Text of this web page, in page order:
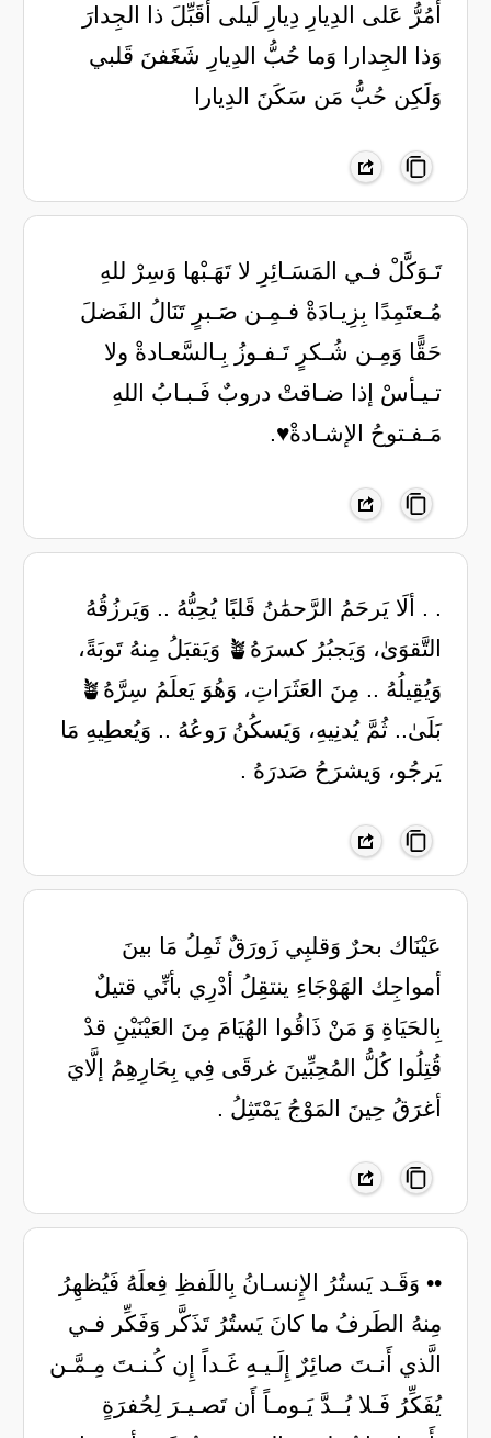
أَمُرُّ عَلى الدِيارِ دِيارِ لَيلى أُقَبِّلَ ذا الجِدارَ
وَذا الجِدارا وَما حُبُّ الدِيارِ شَغَفنَ قَلبي
وَلَكِن حُبُّ مَن سَكَنَ الدِيارا
تَـوَكَّلْ فـي المَسَـائِرِ لا تَهَـبْها وَسِرْ للهِ
مُـعتَمِدًا بِزِيـادَةْ فـمِـن صَـبرٍ تَنَالُ الفَضلَ
حَقًّا وَمِـن شُـكرٍ تَـفـوزُ بِـالسَّعـادةْ ولا
تـيـأسْ إذا ضـاقتْ دروبٌ فَـبـابُ اللهِ
مَـفـتوحُ الإشـادةْ♥️.
. . ألَا يَرحَمُ الرَّحمَٰنُ قَلبًا يُحِبُّهُ .. وَيَرزُقُهُ
التَّقوَىٰ، وَيَجبُرُ كسرَهُ🪴 وَيَقبَلُ مِنهُ تَوبَةً،
وَيُقِيلُهُ .. مِنَ العَثَرَاتِ، وَهُوَ يَعلَمُ سِرَّهُ🪴
بَلَىٰ.. ثُمَّ يُدنِيهِ، وَيَسكُنُ رَوعُهُ .. وَيُعطِيهِ مَا
يَرجُو، وَيشرَحُ صَدرَهُ .
‏عَيْنَاك بحرٌ وَقلبِي زَورَقٌ ثَمِلُ ‏مَا بينَ
أمواجِك الهَوْجَاءِ ينتقِلُ ‏أدْرِي بأنِّي قتيلٌ
بِالحَيَاةِ وَ مَنْ ‏ذَاقُوا الهُيَامَ مِنَ العَيْنَيْنِ قدْ
قُتِلُوا ‏كُلُّ المُحِبِّينَ غرقَى فِي بِحَارِهِمُ ‏إلَّايَ
أغرَقُ حِينَ المَوْجُ يَمْتَثِلُ .
•• وَقَـد يَستُرُ الإِنسـانُ بِاللَفظِ فِعلَهُ فَيُظهِرُ
مِنهُ الطَرفُ ما كانَ يَستُرُ تَذَكَّر وَفَكِّر فـي
الَّذي أَنـتَ صائِرٌ إِلَـيـهِ غَـداً إِن كُـنـتَ مِـمَّـن
يُفَكِّرُ فَـلا بُــدَّ يَـومـاً أَن تَصـيـرَ لِحُفرَةٍ